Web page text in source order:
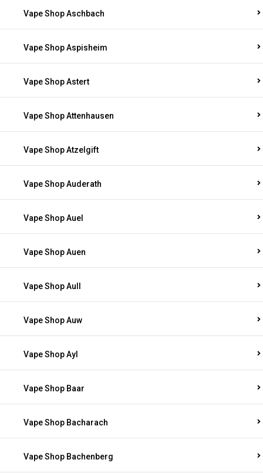
Vape Shop Aschbach
Vape Shop Aspisheim
Vape Shop Astert
Vape Shop Attenhausen
Vape Shop Atzelgift
Vape Shop Auderath
Vape Shop Auel
Vape Shop Auen
Vape Shop Aull
Vape Shop Auw
Vape Shop Ayl
Vape Shop Baar
Vape Shop Bacharach
Vape Shop Bachenberg